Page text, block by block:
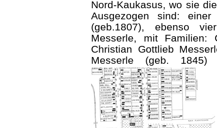
Nord-Kaukasus, wo sie
Ausgezogen sind:
(geb.1807), ebenso
Messerle, mit Familien:
Christian Gottlieb
Messerle (geb.